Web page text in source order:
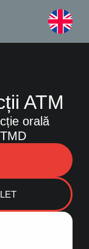
ATM
orală
specialist
în